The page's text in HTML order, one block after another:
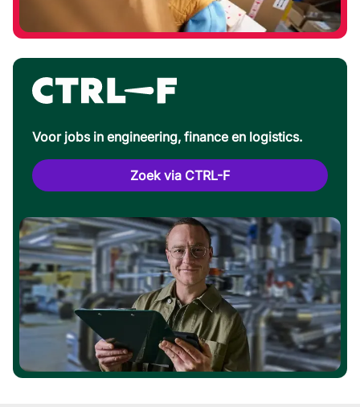
Voor jobs in engineering, finance en logistics.
Zoek via CTRL-F